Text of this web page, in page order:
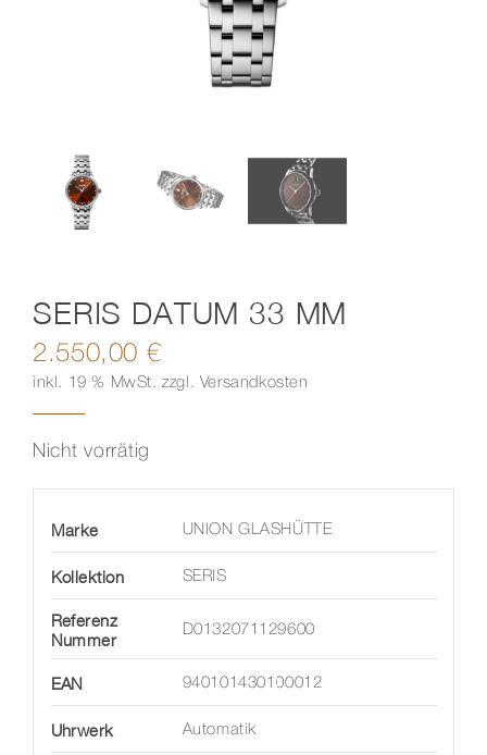
SERIS DATUM 33 MM
2.550,00 €
inkl. 19 % MwSt. zzgl. Versandkosten
Nicht vorrätig
Marke UNION GLASHÜTTE
Kollektion SERIS
Referenz
Nummer
D0132071129600
EAN 940101430100012
Uhrwerk Automatik